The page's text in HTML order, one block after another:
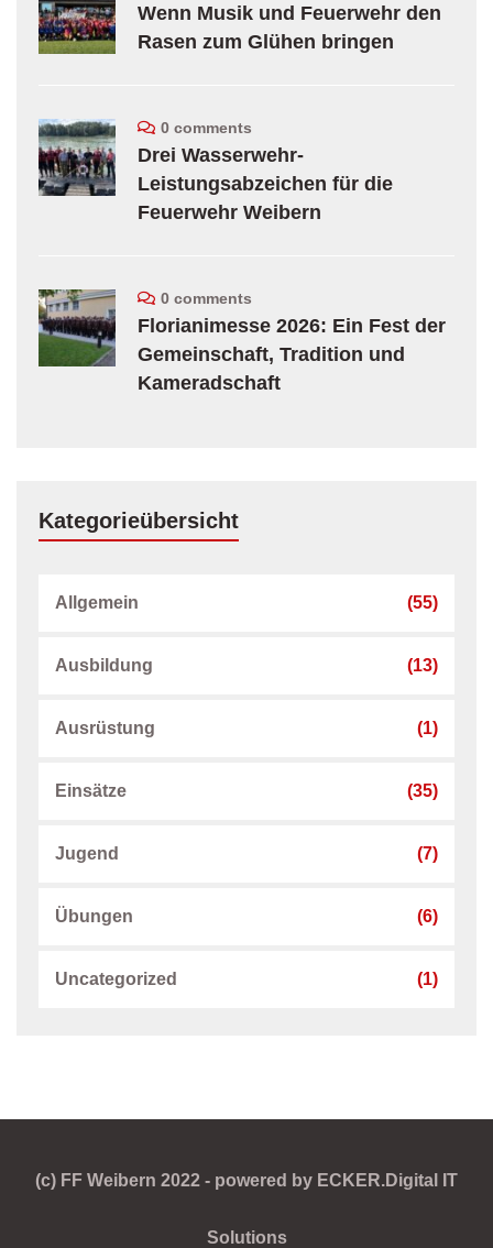
Wenn Musik und Feuerwehr den
Rasen zum Glühen bringen
0 comments
Drei Wasserwehr-
Leistungsabzeichen für die
Feuerwehr Weibern
0 comments
Florianimesse 2026: Ein Fest der
Gemeinschaft, Tradition und
Kameradschaft
Kategorieübersicht
Allgemein (55)
Ausbildung (13)
Ausrüstung (1)
Einsätze (35)
Jugend (7)
Übungen (6)
Uncategorized (1)
(c) FF Weibern 2022 - powered by ECKER.Digital IT
Solutions